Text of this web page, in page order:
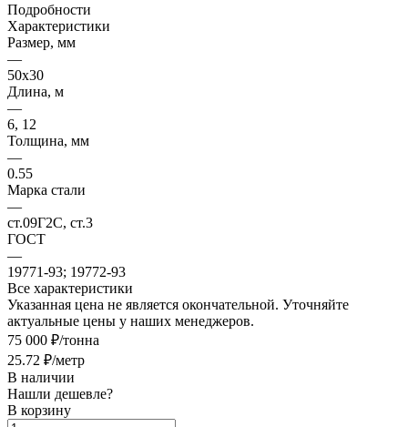
Подробности
Характеристики
Размер, мм
—
50х30
Длина, м
—
6, 12
Толщина, мм
—
0.55
Марка стали
—
ст.09Г2С, ст.3
ГОСТ
—
19771-93; 19772-93
Все характеристики
Указанная цена не является окончательной. Уточняйте
актуальные цены у наших менеджеров.
75 000 ₽/тонна
25.72 ₽/метр
В наличии
Нашли дешевле?
В корзину